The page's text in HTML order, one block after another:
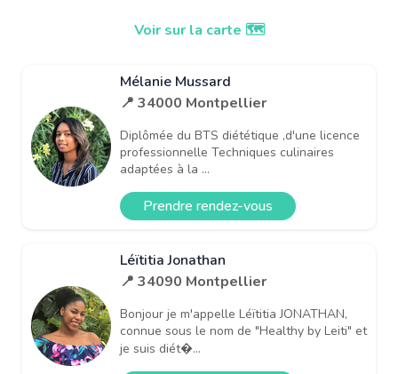
Voir sur la carte 🗺️
Mélanie Mussard
📍 34000 Montpellier
Diplômée du BTS diététique ,d'une licence
professionnelle Techniques culinaires
adaptées à la ...
Prendre rendez-vous
Léïtitia Jonathan
📍 34090 Montpellier
Bonjour je m'appelle Léïtitia JONATHAN,
connue sous le nom de "Healthy by Leiti" et
je suis diét�...